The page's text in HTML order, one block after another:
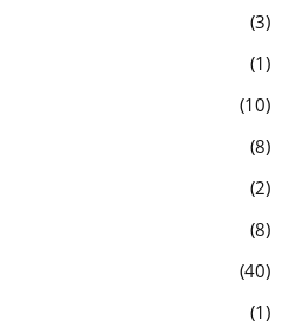
3
1
10
8
2
8
40
1